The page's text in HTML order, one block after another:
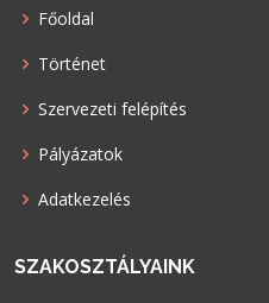
Főoldal
Történet
Szervezeti felépítés
Pályázatok
Adatkezelés
SZAKOSZTÁLYAINK